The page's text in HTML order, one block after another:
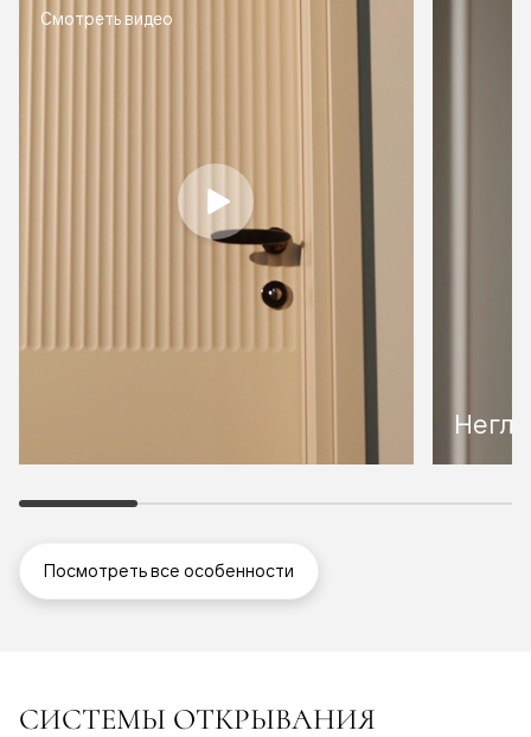
Смотреть видео
Посмотреть все особенности
СИСТЕМЫ ОТКРЫВАНИЯ